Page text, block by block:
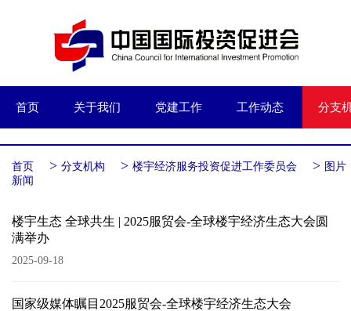
首页 关于我们 党建工作 工作动态 分支
首页 > 分支机构 > 楼宇经济服务投资促进工作委员会 > 图片
新闻
楼宇生态 全球共生 | 2025服贸会-全球楼宇经济生态大会圆
满举办
2025-09-18
国家级媒体瞩目2025服贸会-全球楼宇经济生态大会